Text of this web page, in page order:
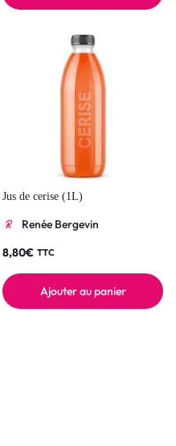
Jus de cerise (1L)
Renée Bergevin
8,80€ TTC
Ajouter au panier